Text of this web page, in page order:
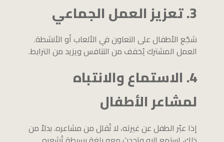
3. تعزيز العمل الجماعي
شجّع الأطفال على التعاون في الألعاب أو الأنشطة.
العمل المشترك يُخفف من التنافس ويزيد من الترابط.
4. الاستماع والانتباه
لمشاعر الأطفال
إذا عبّر الطفل عن غيرته، لا تُقلل من مشاعره. بدلاً من